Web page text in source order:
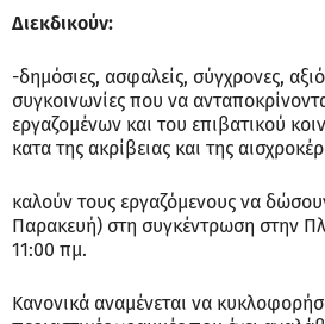
Διεκδικούν:
-δημόσιες, ασφαλείς, σύγχρονες,
συγκοινωνίες που να
εργαζομένων και του επιβατικού
κατα της ακρίβειας και της
καλούν τους εργαζόμενους να
Παρακευή) στη συγκέντρωση στην
11:00 πμ.
Κανονικά αναμένεται να